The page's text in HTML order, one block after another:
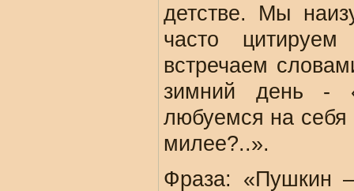
детстве. Мы
часто
встречаем
зимний день -
любуемся на себя
милее?..».
Фраза: «Пушкин